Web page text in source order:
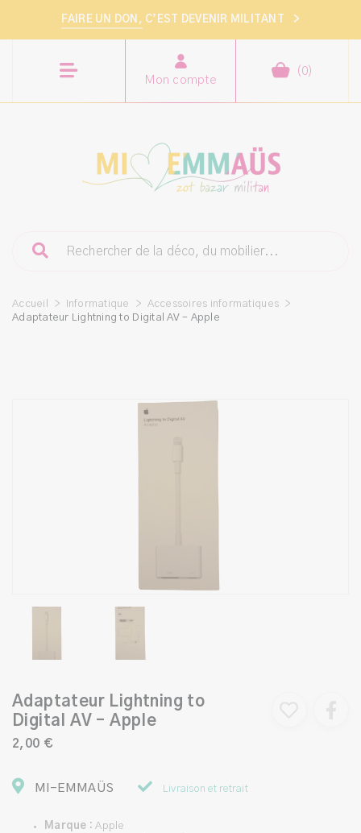
FAIRE UN DON, C’EST DEVENIR MILITANT >
Mon compte
( 0)
Accueil > Informatique > Accessoires informatiques
>
Adaptateur Lightning to Digital AV – Apple
Adaptateur Lightning to
Digital AV – Apple
2,00 €
MI-EMMAÜS Livraison et retrait
Marque : Apple